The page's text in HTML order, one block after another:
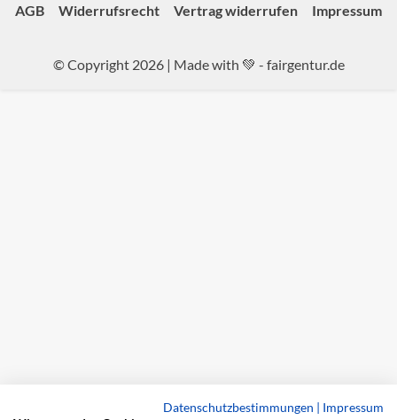
AGB
Widerrufsrecht Vertrag widerrufen Impressum
© Copyright 2026 | Made with 💚 - fairgentur.de
Datenschutzbestimmungen | Impressum